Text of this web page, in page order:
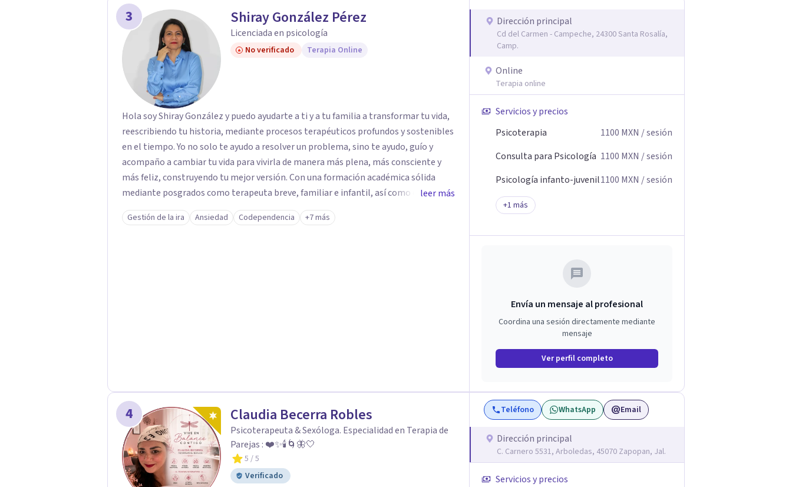
3 Shiray González Pérez
Licenciada en psicología
No verificado Terapia Online
Hola soy Shiray González y puedo ayudarte a ti y a tu familia a transformar tu vida,
reescribiendo tu historia, mediante procesos terapéuticos profundos y sostenibles
en el tiempo. Yo no solo te ayudo a resolver un problema, sino te ayudo, guío y
acompaño a cambiar tu vida para vivirla de manera más plena, más consciente y
más feliz, construyendo tu mejor versión. Con una formación académica sólida
mediante posgrados como terapeuta breve, familiar e infantil, así como con
respaldo profesional y experiencia clínica de más de 26 años y personal te
acompaño en el proceso con empatía auténtica y comunicación clara y directa para
leer más
Gestión de la ira Ansiedad Codependencia +7 más
Dirección principal
Cd del Carmen - Campeche, 24300 Santa Rosalía,
Camp.
Online
Terapia online
Servicios y precios
Psicoterapia
1100 MXN / sesión
Consulta para Psicología 1100 MXN / sesión
Psicología infanto-juvenil1100 MXN / sesión
+1 más
Envía un mensaje al profesional
Coordina una sesión directamente mediante
mensaje
Ver perfil completo
4 Claudia Becerra Robles
Psicoterapeuta & Sexóloga. Especialidad en Terapia de
Parejas : ❤️✨🕯️🌀🦋🤍
5 / 5
Verificado
Teléfono WhatsApp Email
Dirección principal
C. Carnero 5531, Arboledas, 45070 Zapopan, Jal.
Servicios y precios